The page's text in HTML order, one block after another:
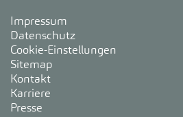
Impressum
Datenschutz
Cookie-Einstellungen
Sitemap
Kontakt
Karriere
Presse